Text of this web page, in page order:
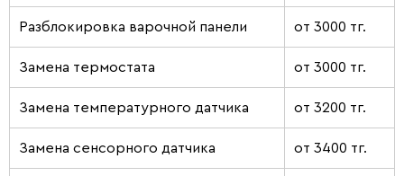
Разблокировка варочной панели от 3000 тг.
Замена термостата от 3000 тг.
Замена температурного датчика от 3200 тг.
Замена сенсорного датчика от 3400 тг.